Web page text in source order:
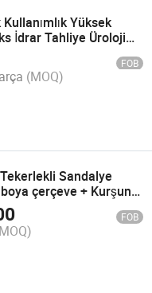
Kullanımlık Yüksek
İdrar Tahliye Üroloji
FOB
(MOQ)
Sandalye
çerçeve + Kurşun
FOB